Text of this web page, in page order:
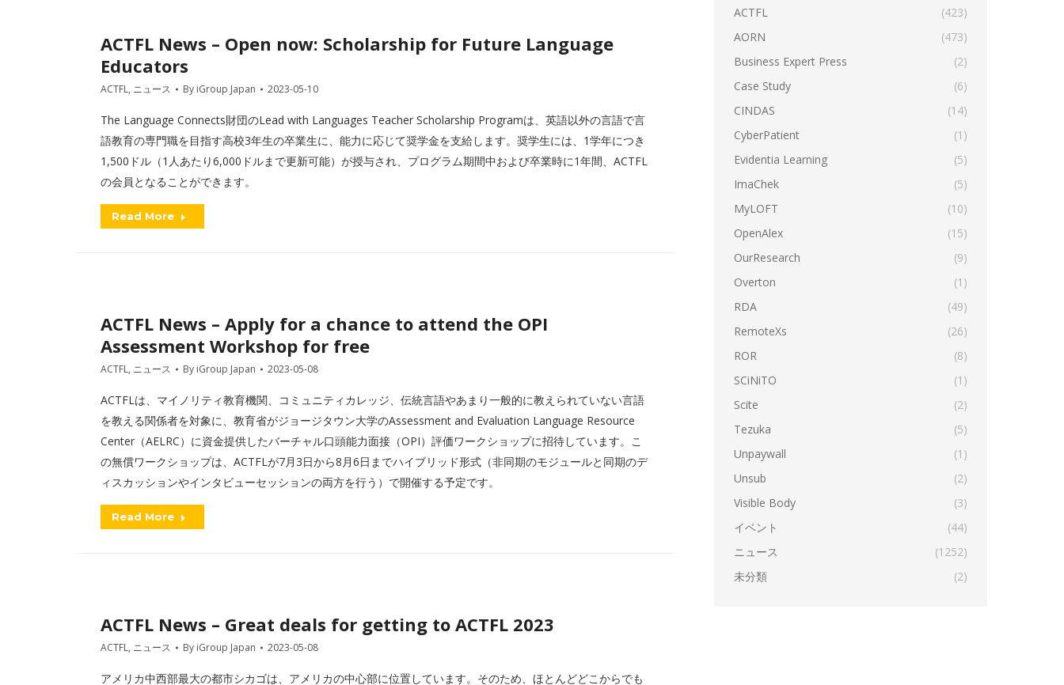
ACTFL News – Open now: Scholarship for Future Language
Educators
ACTFL, ニュース By iGroup Japan 2023-05-10
The Language Connects財団のLead with Languages Teacher Scholarship Programは、英語以外の言語で言
語教育の専門職を目指す高校3年生の卒業生に、能力に応じて奨学金を支給します。奨学生には、1学年につき
1,500ドル（1人あたり6,000ドルまで更新可能）が授与され、プログラム期間中および卒業時に1年間、ACTFL
の会員となることができます。
Read More
ACTFL News – Apply for a chance to attend the OPI
Assessment Workshop for free
ACTFL, ニュース By iGroup Japan 2023-05-08
ACTFLは、マイノリティ教育機関、コミュニティカレッジ、伝統言語やあまり一般的に教えられていない言語
を教える関係者を対象に、教育省がジョージタウン大学のAssessment and Evaluation Language Resource
Center（AELRC）に資金提供したバーチャル口頭能力面接（OPI）評価ワークショップに招待しています。こ
の無償ワークショップは、ACTFLが7月3日から8月6日までハイブリッド形式（非同期のモジュールと同期のデ
ィスカッションやインタビューセッションの両方を行う）で開催する予定です。
Read More
ACTFL News – Great deals for getting to ACTFL 2023
ACTFL, ニュース By iGroup Japan 2023-05-08
アメリカ中西部最大の都市シカゴは、アメリカの中心部に位置しています。そのため、ほとんどどこからでも
ACTFL
(423)
AORN
(473)
Business Expert Press
(2)
Case Study
(6)
CINDAS
(14)
CyberPatient
(1)
Evidentia Learning
(5)
ImaChek
(5)
MyLOFT
(10)
OpenAlex
(15)
OurResearch
(9)
Overton
(1)
RDA
(49)
RemoteXs
(26)
ROR
(8)
SCiNiTO
(1)
Scite
(2)
Tezuka
(5)
Unpaywall
(1)
Unsub
(2)
Visible Body
(3)
イベント
(44)
ニュース
(1252)
未分類
(2)